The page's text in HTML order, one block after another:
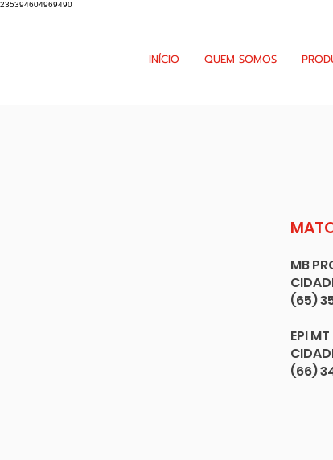
235394604969490
INÍCIO QUEM SOMOS
MB
(65)
EPI
(66)